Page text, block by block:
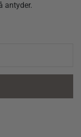
antyder.